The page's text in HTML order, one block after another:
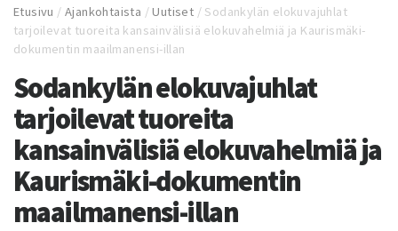
Etusivu /Ajankohtaista /Uutiset / Sodankylän elokuvajuhlat
tarjoilevat tuoreita kansainvälisiä elokuvahelmiä ja Kaurismäki-
dokumentin maailmanensi-illan
Sodankylän elokuvajuhlat
tarjoilevat tuoreita
kansainvälisiä elokuvahelmiä ja
Kaurismäki-dokumentin
maailmanensi-illan